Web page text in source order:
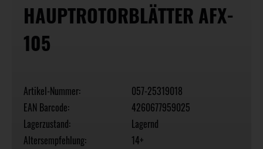
HAUPTROTORBLÄTTER AFX-
105
Artikel-Nummer:
057-25319018
EAN Barcode:
4260677959025
Lagerzustand:
Lagernd
Altersempfehlung:
14+